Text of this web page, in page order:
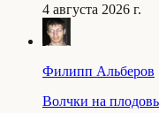
4 августа 2026 г.
Филипп Альберов
Волчки на